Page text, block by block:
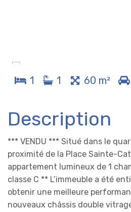
1 1 60 m²
Description
*** VENDU *** Situé dans le
proximité de la Place Sainte-
appartement lumineux de 1
classe C ** L’immeuble a été
obtenir une meilleure
nouveaux châssis double